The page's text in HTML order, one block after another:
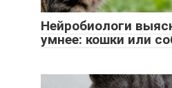
Нейробиологи
умнее: кошки или